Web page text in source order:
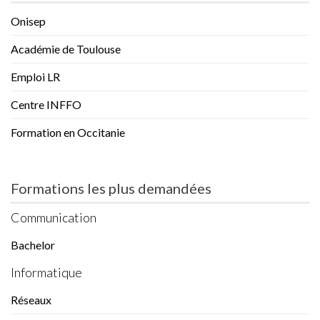
Onisep
Académie de Toulouse
Emploi LR
Centre INFFO
Formation en Occitanie
Formations les plus demandées
Communication
Bachelor
Informatique
Réseaux